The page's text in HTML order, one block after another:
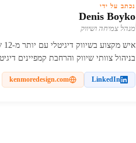
נכתב על ידי
Denis Boyko
מנהל צמיחה ושיווק
בניהול צוותי שיווק והרחבת קמפיינים
LinkedIn
kenmoredesign.com